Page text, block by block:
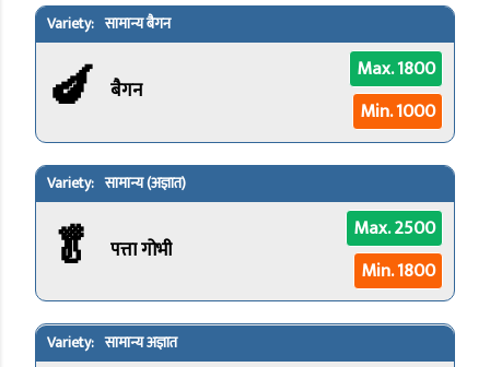
सामान्य बैगन
🍆 बैगन
Max. 1800
Min. 1000
सामान्य (अज्ञात)
🥬 पत्ता गोभी
Max. 2500
Min. 1800
सामान्य अज्ञात